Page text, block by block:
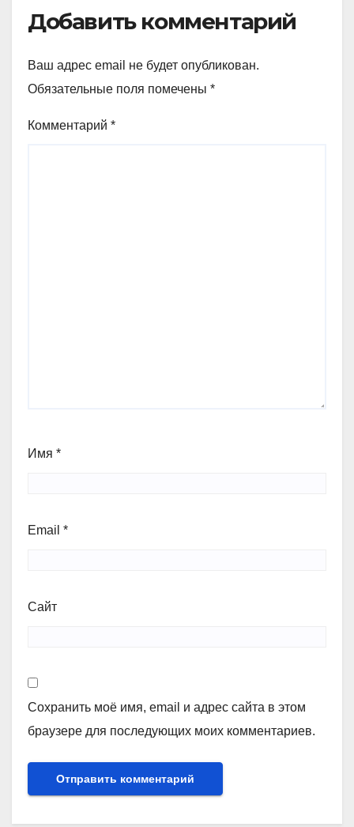
Добавить комментарий
Ваш адрес email не будет опубликован.
Обязательные поля помечены *
Комментарий *
Имя *
Email *
Сайт
Сохранить моё имя, email и адрес сайта в этом
браузере для последующих моих комментариев.